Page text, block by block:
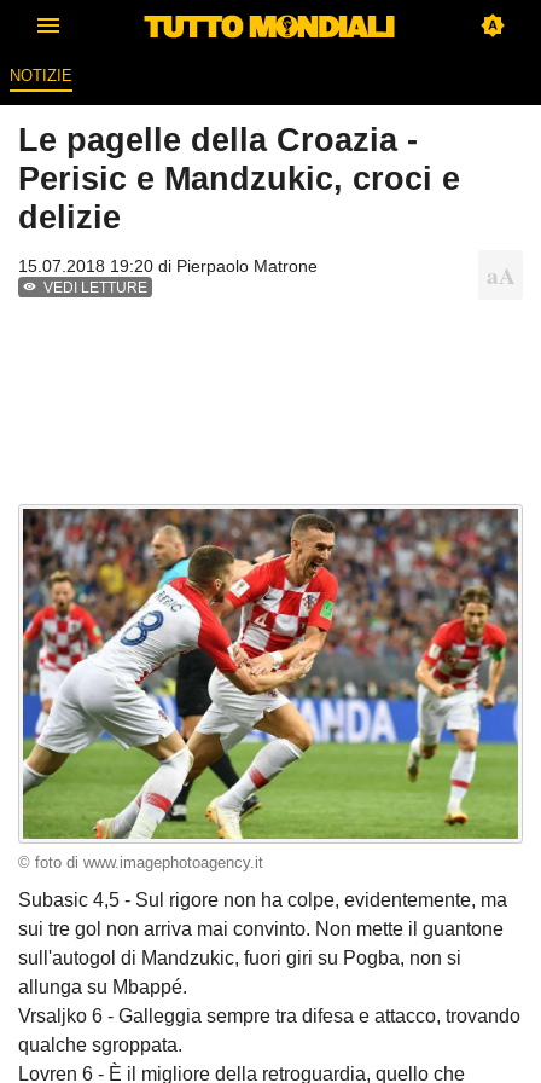
NOTIZIE
Le pagelle della Croazia -
Perisic e Mandzukic, croci e
delizie
15.07.2018 19:20 di Pierpaolo Matrone
VEDI LETTURE
© foto di www.imagephotoagency.it
Subasic 4,5 - Sul rigore non ha colpe, evidentemente, ma
sui tre gol non arriva mai convinto. Non mette il guantone
sull'autogol di Mandzukic, fuori giri su Pogba, non si
allunga su Mbappé.
Vrsaljko 6 - Galleggia sempre tra difesa e attacco, trovando
qualche sgroppata.
Lovren 6 - È il migliore della retroguardia, quello che